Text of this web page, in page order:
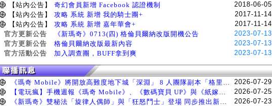
【站內公告】
奇幻會員新增 Facebook 認證機制
2018-06-05
【站內公告】
攻略 系統 新增 我的騎士團+
2017-11-14
【站內公告】
攻略 系統 新增 嘉年華會+
2017-11-14
官方更新公告
《新瑪奇》0713(四) 格倫貝爾納改版開機公告
2023-07-13
官方更新公告
格倫貝爾納改版最新內容
2023-07-13
官方活動公告
加入調查團，BUFF拿到爽 2023-07-13
《瑪奇 Mobile》將開放高難度地下城「深淵」 8 人團隊副本「格里斯貝恩」將於 8 月 5 日登場
2026-07-29
【電玩瘋】手機週報《瑪奇 Mobile》、《數碼寶貝 UP》與《紙嫁衣 9 羅浮夢》等遊戲
2026-07-25
《新瑪奇》雙秘法「旋律人偶師」與「狂怒鬥士」登場 同步推出新系統「神秘工坊」
2026-07-23